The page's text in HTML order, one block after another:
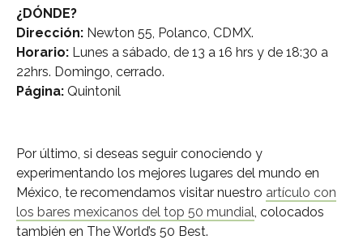
¿DÓNDE?
Dirección: Newton 55, Polanco, CDMX.
Horario: Lunes a sábado, de 13 a 16 hrs y de 18:30 a
22hrs. Domingo, cerrado.
Página: Quintonil
Por último, si deseas seguir conociendo y
experimentando los mejores lugares del mundo en
México, te recomendamos visitar nuestro artículo con
los bares mexicanos del top 50 mundial , colocados
también en The World’s 50 Best.